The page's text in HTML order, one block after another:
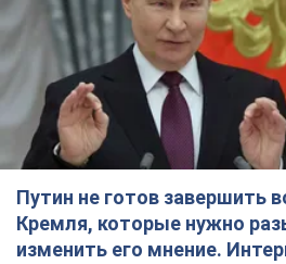
Путин не готов завершить
Кремля, которые нужно
изменить его мнение.